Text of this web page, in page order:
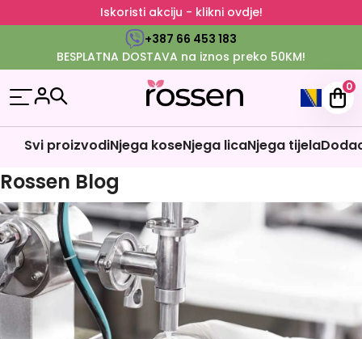
Iskoristi akciju - klikni ovdje!
+387 66 453 183
BESPLATNA DOSTAVA na iznos preko 50KM!
0
Svi proizvodiNjega koseNjega licaNjega tijela
Rossen Blog